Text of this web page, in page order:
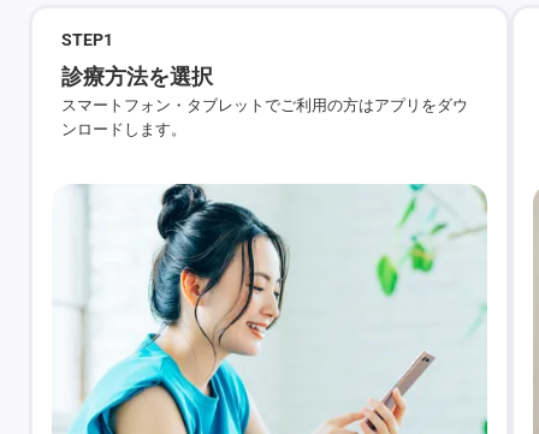
STEP1
診療方法を選択
スマートフォン・タブレットでご利用の方はアプリをダウ
ンロードします。